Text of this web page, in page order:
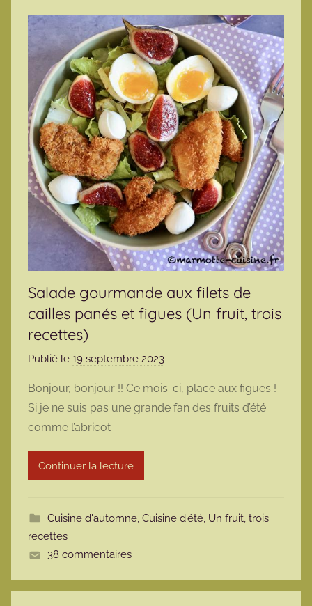
Salade gourmande aux filets de
cailles panés et figues (Un fruit, trois
recettes)
Publié le 19 septembre 2023
r
m
t
Bonjour, bonjour !! Ce mois-ci, place aux figues !
Si je ne suis pas une grande fan des fruits d’été
comme l’abricot
Continuer la lecture
Cuisine d'automne, Cuisine d'été, Un fruit, trois
recettes
38 commentaires